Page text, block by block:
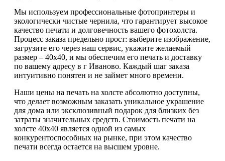
Мы используем профессиональные фотопринтеры и
экологически чистые чернила, что гарантирует высокое
качество печати и долговечность вашего фотохолста.
Процесс заказа предельно прост: выберите изображение,
загрузите его через наш сервис, укажите желаемый
размер – 40х40, и мы обеспечим его печать и доставку
по вашему адресу в г Иваново. Каждый шаг заказа
интуитивно понятен и не займет много времени.
Наши цены на печать на холсте абсолютно доступны,
что делает возможным заказать уникальное украшение
для дома или эксклюзивный подарок для близких без
затраты значительных средств. Стоимость печати на
холсте 40х40 является одной из самых
конкурентоспособных на рынке, при этом качество
печати всегда остается на высшем уровне.